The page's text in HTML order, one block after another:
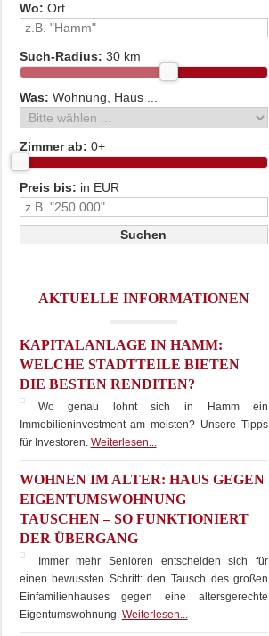
Wo: Ort
Such-Radius: 30 km
Was: Wohnung, Haus ...
Zimmer ab: 0+
Preis bis: in EUR
AKTUELLE INFORMATIONEN
KAPITALANLAGE IN HAMM:
WELCHE STADTTEILE BIETEN
DIE BESTEN RENDITEN?
Wo genau lohnt sich in Hamm ein
Immobilieninvestment am meisten? Unsere Tipps
für Investoren. Weiterlesen...
WOHNEN IM ALTER: HAUS GEGEN
EIGENTUMSWOHNUNG
TAUSCHEN – SO FUNKTIONIERT
DER ÜBERGANG
Immer mehr Senioren entscheiden sich für
einen bewussten Schritt: den Tausch des großen
Einfamilienhauses gegen eine altersgerechte
Eigentumswohnung. Weiterlesen...